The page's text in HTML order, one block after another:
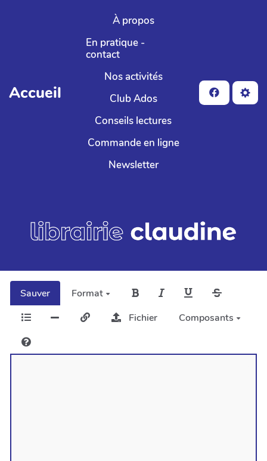
Aller au contenu principal
Accueil
À propos
En pratique -
contact
Nos activités
Club Ados
Conseils lectures
Commande en ligne
Newsletter
Sauver
Format
Fichier
Composants